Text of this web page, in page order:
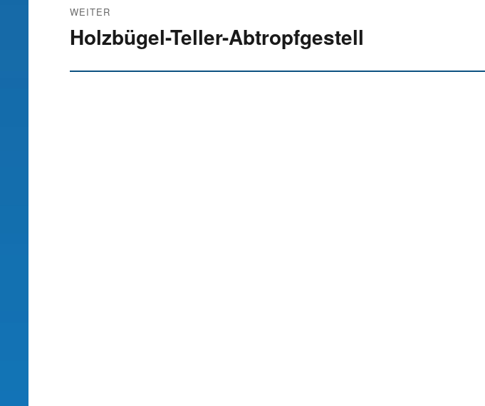
WEITER
Nächster
Holzbügel-Teller-Abtropfgestell